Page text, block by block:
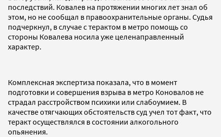
последствий. Ковалев на протяжении многих лет знал об
этом, но не сообщал в правоохранительные органы. Судья
подчеркнул, в случае с терактом в метро помощь со
стороны Ковалева носила уже целенаправленный
характер.
Комплексная экспертиза показала, что в момент
подготовки и совершения взрыва в метро Коновалов не
страдал расстройством психики или слабоумием. В
качестве отягчающих обстоятельств суд учел тот факт, что
теракт осуществлялся в состоянии алкогольного
опьянения.